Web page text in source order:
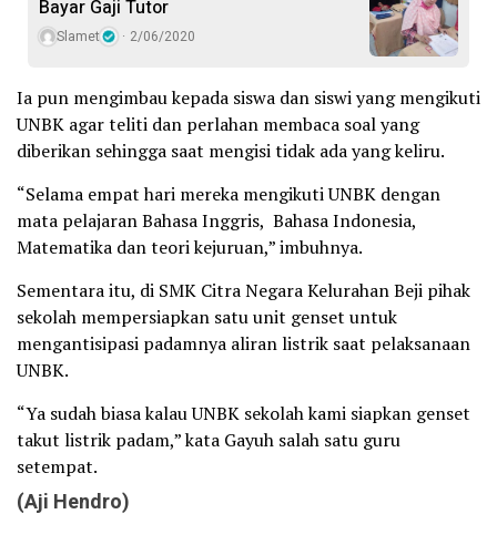
Bayar Gaji Tutor
Slamet 2/06/2020
Ia pun mengimbau kepada siswa dan siswi yang mengikuti
UNBK agar teliti dan perlahan membaca soal yang
diberikan sehingga saat mengisi tidak ada yang keliru.
“Selama empat hari mereka mengikuti UNBK dengan
mata pelajaran Bahasa Inggris, Bahasa Indonesia,
Matematika dan teori kejuruan,” imbuhnya.
Sementara itu, di SMK Citra Negara Kelurahan Beji pihak
sekolah mempersiapkan satu unit genset untuk
mengantisipasi padamnya aliran listrik saat pelaksanaan
UNBK.
“Ya sudah biasa kalau UNBK sekolah kami siapkan genset
takut listrik padam,” kata Gayuh salah satu guru
setempat.
(Aji Hendro)